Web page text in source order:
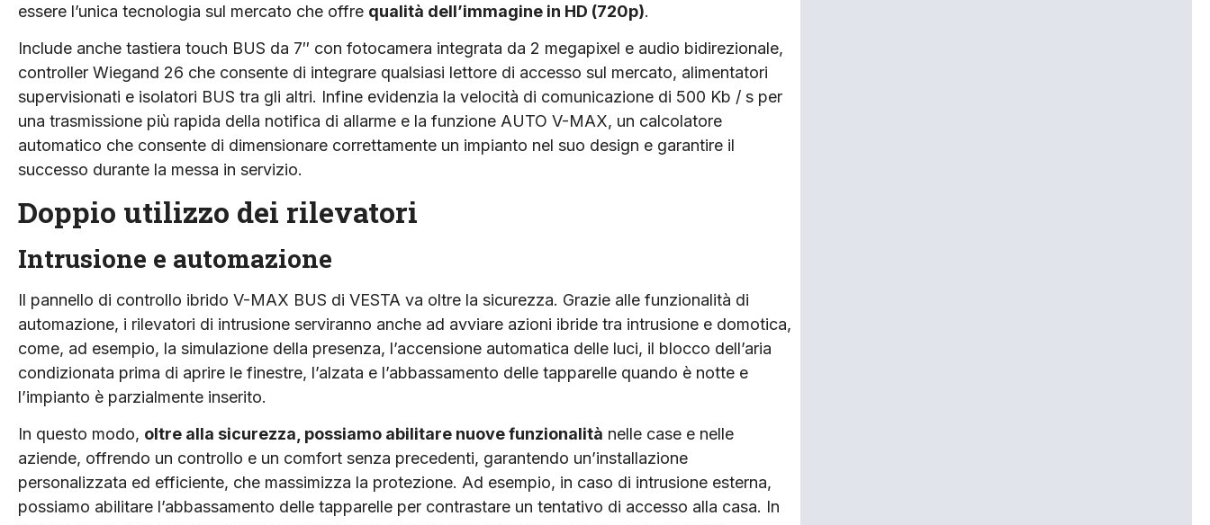
essere l’unica tecnologia sul mercato che offre qualità dell’immagine in HD (720p).
Include anche tastiera touch BUS da 7″ con fotocamera integrata da 2 megapixel e audio bidirezionale,
controller Wiegand 26 che consente di integrare qualsiasi lettore di accesso sul mercato, alimentatori
supervisionati e isolatori BUS tra gli altri. Infine evidenzia la velocità di comunicazione di 500 Kb / s per
una trasmissione più rapida della notifica di allarme e la funzione AUTO V-MAX, un calcolatore
automatico che consente di dimensionare correttamente un impianto nel suo design e garantire il
successo durante la messa in servizio.
Doppio utilizzo dei rilevatori
Intrusione e automazione
Il pannello di controllo ibrido V-MAX BUS di VESTA va oltre la sicurezza. Grazie alle funzionalità di
automazione, i rilevatori di intrusione serviranno anche ad avviare azioni ibride tra intrusione e domotica,
come, ad esempio, la simulazione della presenza, l’accensione automatica delle luci, il blocco dell’aria
condizionata prima di aprire le finestre, l’alzata e l’abbassamento delle tapparelle quando è notte e
l’impianto è parzialmente inserito.
In questo modo, oltre alla sicurezza, possiamo abilitare nuove funzionalità nelle case e nelle
aziende, offrendo un controllo e un comfort senza precedenti, garantendo un’installazione
personalizzata ed efficiente, che massimizza la protezione. Ad esempio, in caso di intrusione esterna,
possiamo abilitare l’abbassamento delle tapparelle per contrastare un tentativo di accesso alla casa. In